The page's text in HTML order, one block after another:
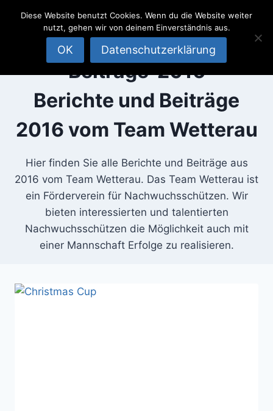
SportSchützen
Team
Wetterau
Beiträge-2016
Berichte und Beiträge
2016 vom Team Wetterau
Hier finden Sie alle Berichte und Beiträge aus
2016 vom Team Wetterau. Das Team Wetterau ist
ein Förderverein für Nachwuchsschützen. Wir
bieten interessierten und talentierten
Nachwuchsschützen die Möglichkeit auch mit
einer Mannschaft Erfolge zu realisieren.
Diese Website benutzt Cookies. Wenn du die Website weiter
nutzt, gehen wir von deinem Einverständnis aus.
OK Datenschutzerklärung